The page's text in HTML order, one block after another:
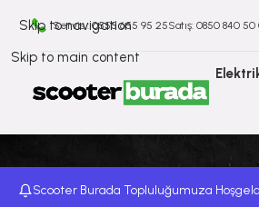
Skip to navigation
Skip to main content
Servis : 0555 655 95 25Satış: ⁠0850 840 50
Scooter Burada Topluluğumuza